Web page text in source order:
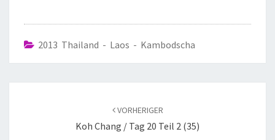
2013 Thailand - Laos - Kambodscha
VORHERIGER
Koh Chang / Tag 20 Teil 2 (35)